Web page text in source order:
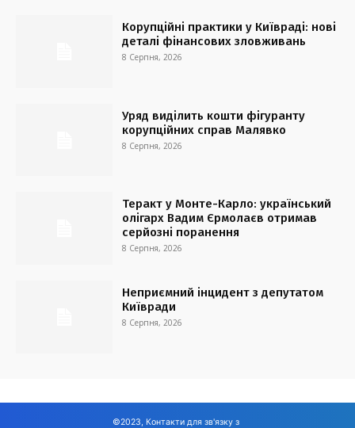
Корупційні практики у Київраді: нові
деталі фінансових зловживань
8 Серпня, 2026
Уряд виділить кошти фігуранту
корупційних справ Малявко
8 Серпня, 2026
Теракт у Монте-Карло: український
олігарх Вадим Єрмолаєв отримав
серйозні поранення
8 Серпня, 2026
Неприємний інцидент з депутатом
Київради
8 Серпня, 2026
©2023, Контакти для зв'язку з